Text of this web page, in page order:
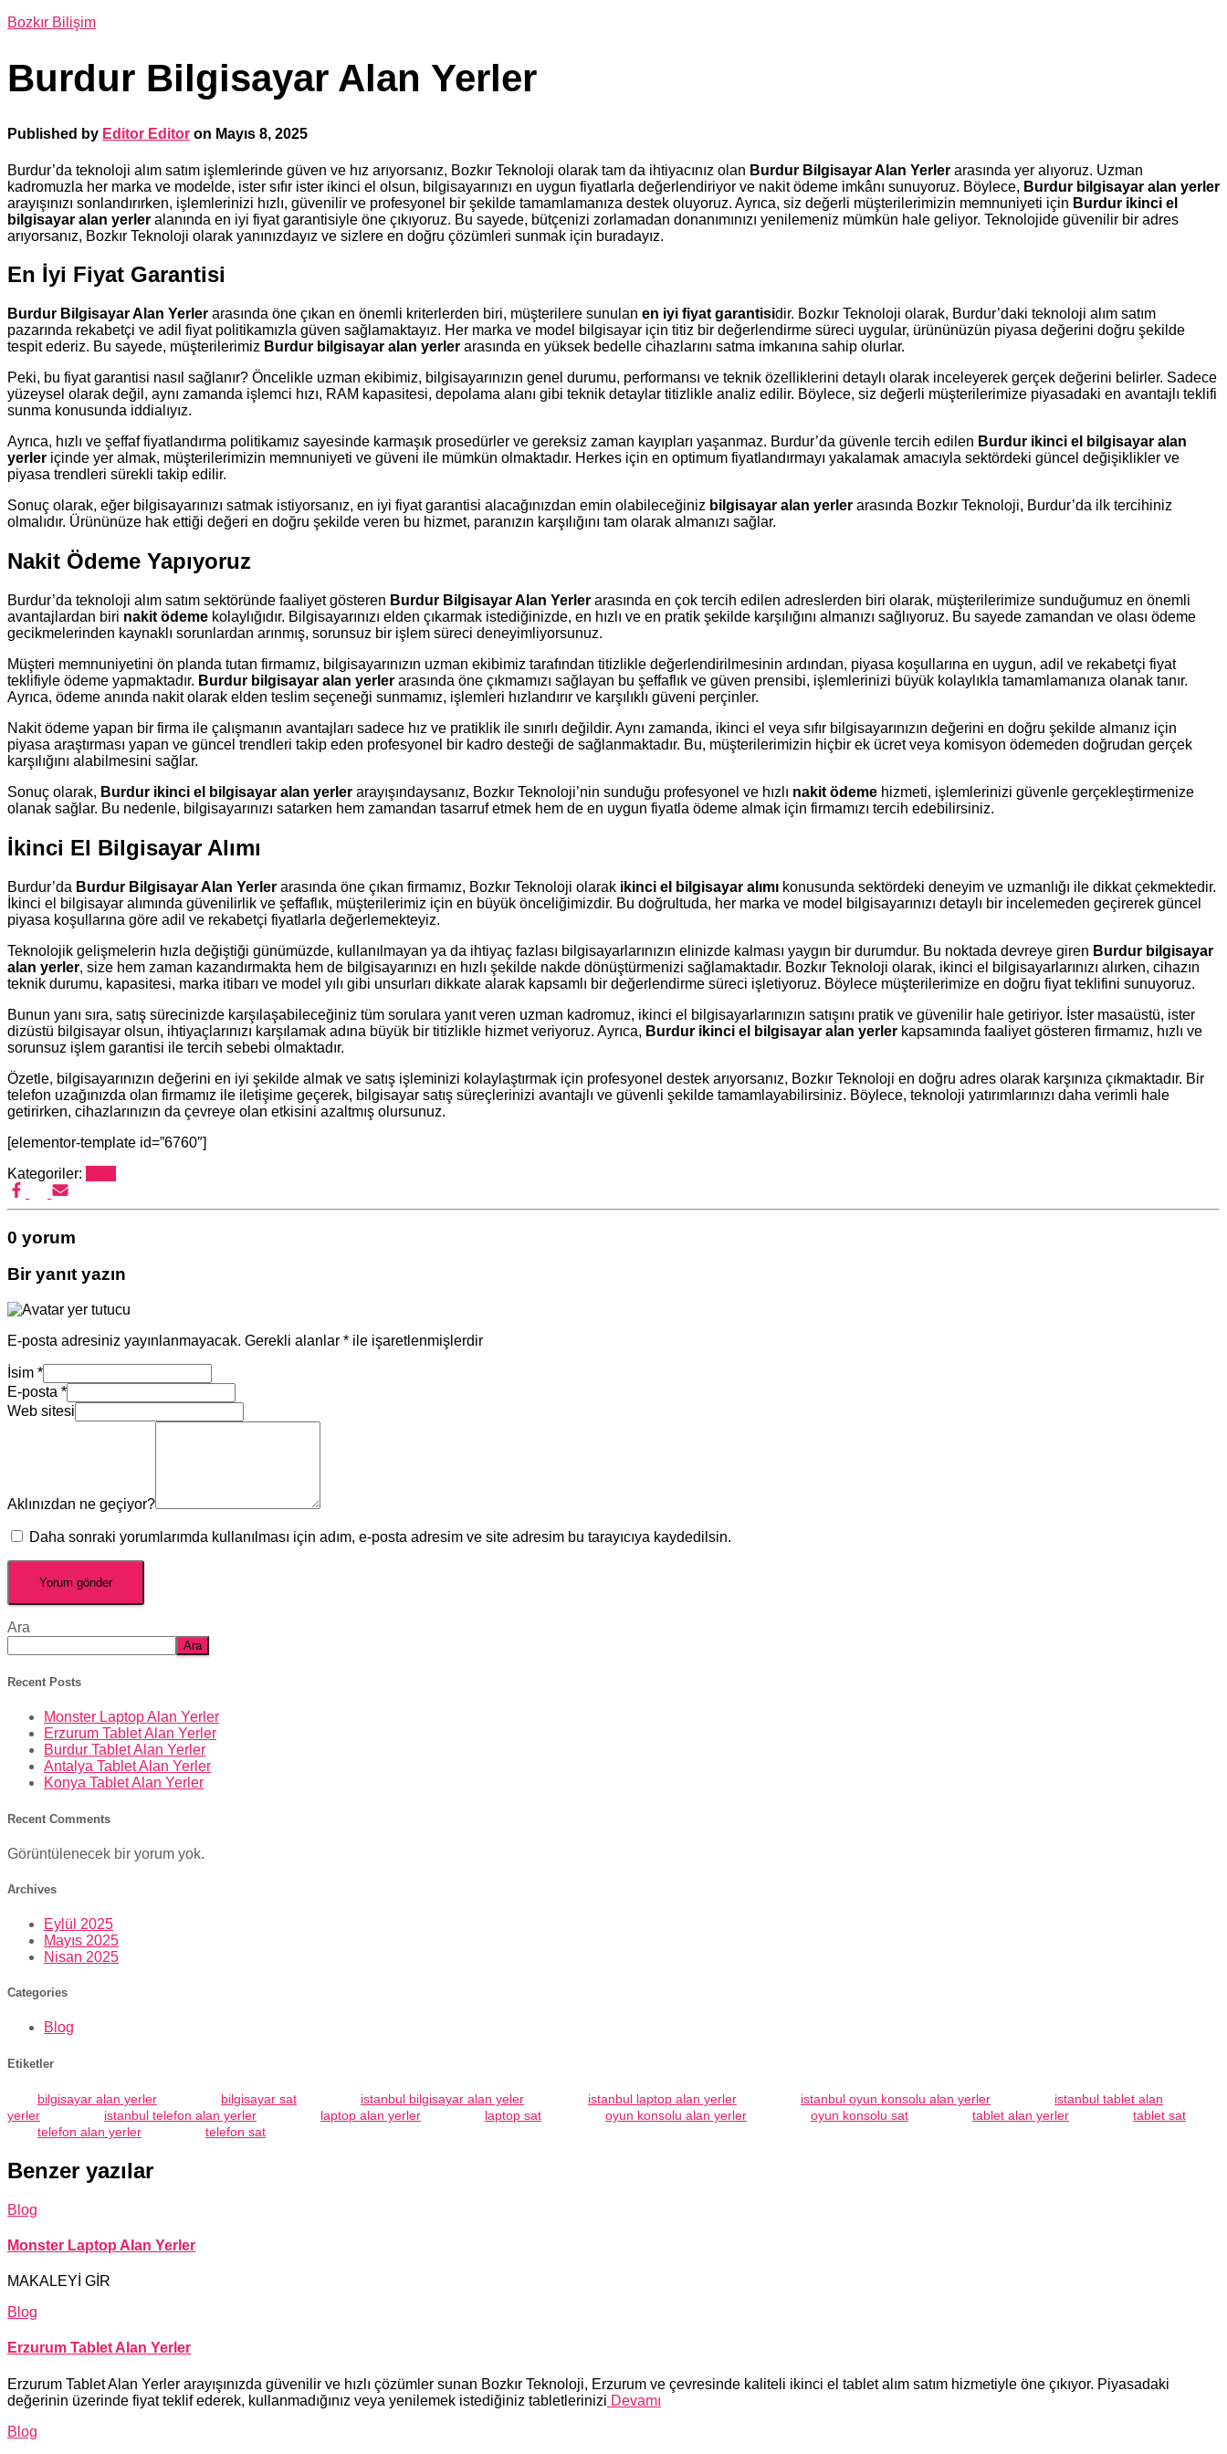
Bozkır Bilişim
Burdur Bilgisayar Alan Yerler
Published by Editor Editor on Mayıs 8, 2025
Burdur’da teknoloji alım satım işlemlerinde güven ve hız arıyorsanız, Bozkır Teknoloji olarak tam da ihtiyacınız olan Burdur Bilgisayar Alan Yerler arasında yer alıyoruz. Uzman
kadromuzla her marka ve modelde, ister sıfır ister ikinci el olsun, bilgisayarınızı en uygun fiyatlarla değerlendiriyor ve nakit ödeme imkânı sunuyoruz. Böylece, Burdur bilgisayar alan yerler
arayışınızı sonlandırırken, işlemlerinizi hızlı, güvenilir ve profesyonel bir şekilde tamamlamanıza destek oluyoruz. Ayrıca, siz değerli müşterilerimizin memnuniyeti için Burdur ikinci el
bilgisayar alan yerler alanında en iyi fiyat garantisiyle öne çıkıyoruz. Bu sayede, bütçenizi zorlamadan donanımınızı yenilemeniz mümkün hale geliyor. Teknolojide güvenilir bir adres
arıyorsanız, Bozkır Teknoloji olarak yanınızdayız ve sizlere en doğru çözümleri sunmak için buradayız.
En İyi Fiyat Garantisi
Burdur Bilgisayar Alan Yerler arasında öne çıkan en önemli kriterlerden biri, müşterilere sunulan en iyi fiyat garantisidir. Bozkır Teknoloji olarak, Burdur’daki teknoloji alım satım
pazarında rekabetçi ve adil fiyat politikamızla güven sağlamaktayız. Her marka ve model bilgisayar için titiz bir değerlendirme süreci uygular, ürününüzün piyasa değerini doğru şekilde
tespit ederiz. Bu sayede, müşterilerimiz Burdur bilgisayar alan yerler arasında en yüksek bedelle cihazlarını satma imkanına sahip olurlar.
Peki, bu fiyat garantisi nasıl sağlanır? Öncelikle uzman ekibimiz, bilgisayarınızın genel durumu, performansı ve teknik özelliklerini detaylı olarak inceleyerek gerçek değerini belirler. Sadece
yüzeysel olarak değil, aynı zamanda işlemci hızı, RAM kapasitesi, depolama alanı gibi teknik detaylar titizlikle analiz edilir. Böylece, siz değerli müşterilerimize piyasadaki en avantajlı teklifi
sunma konusunda iddialıyız.
Ayrıca, hızlı ve şeffaf fiyatlandırma politikamız sayesinde karmaşık prosedürler ve gereksiz zaman kayıpları yaşanmaz. Burdur’da güvenle tercih edilen Burdur ikinci el bilgisayar alan
yerler içinde yer almak, müşterilerimizin memnuniyeti ve güveni ile mümkün olmaktadır. Herkes için en optimum fiyatlandırmayı yakalamak amacıyla sektördeki güncel değişiklikler ve
piyasa trendleri sürekli takip edilir.
Sonuç olarak, eğer bilgisayarınızı satmak istiyorsanız, en iyi fiyat garantisi alacağınızdan emin olabileceğiniz bilgisayar alan yerler arasında Bozkır Teknoloji, Burdur’da ilk tercihiniz
olmalıdır. Ürününüze hak ettiği değeri en doğru şekilde veren bu hizmet, paranızın karşılığını tam olarak almanızı sağlar.
Nakit Ödeme Yapıyoruz
Burdur’da teknoloji alım satım sektöründe faaliyet gösteren Burdur Bilgisayar Alan Yerler arasında en çok tercih edilen adreslerden biri olarak, müşterilerimize sunduğumuz en önemli
avantajlardan biri nakit ödeme kolaylığıdır. Bilgisayarınızı elden çıkarmak istediğinizde, en hızlı ve en pratik şekilde karşılığını almanızı sağlıyoruz. Bu sayede zamandan ve olası ödeme
gecikmelerinden kaynaklı sorunlardan arınmış, sorunsuz bir işlem süreci deneyimliyorsunuz.
Müşteri memnuniyetini ön planda tutan firmamız, bilgisayarınızın uzman ekibimiz tarafından titizlikle değerlendirilmesinin ardından, piyasa koşullarına en uygun, adil ve rekabetçi fiyat
teklifiyle ödeme yapmaktadır. Burdur bilgisayar alan yerler arasında öne çıkmamızı sağlayan bu şeffaflık ve güven prensibi, işlemlerinizi büyük kolaylıkla tamamlamanıza olanak tanır.
Ayrıca, ödeme anında nakit olarak elden teslim seçeneği sunmamız, işlemleri hızlandırır ve karşılıklı güveni perçinler.
Nakit ödeme yapan bir firma ile çalışmanın avantajları sadece hız ve pratiklik ile sınırlı değildir. Aynı zamanda, ikinci el veya sıfır bilgisayarınızın değerini en doğru şekilde almanız için
piyasa araştırması yapan ve güncel trendleri takip eden profesyonel bir kadro desteği de sağlanmaktadır. Bu, müşterilerimizin hiçbir ek ücret veya komisyon ödemeden doğrudan gerçek
karşılığını alabilmesini sağlar.
Sonuç olarak, Burdur ikinci el bilgisayar alan yerler arayışındaysanız, Bozkır Teknoloji’nin sunduğu profesyonel ve hızlı nakit ödeme hizmeti, işlemlerinizi güvenle gerçekleştirmenize
olanak sağlar. Bu nedenle, bilgisayarınızı satarken hem zamandan tasarruf etmek hem de en uygun fiyatla ödeme almak için firmamızı tercih edebilirsiniz.
İkinci El Bilgisayar Alımı
Burdur’da Burdur Bilgisayar Alan Yerler arasında öne çıkan firmamız, Bozkır Teknoloji olarak ikinci el bilgisayar alımı konusunda sektördeki deneyim ve uzmanlığı ile dikkat çekmektedir.
İkinci el bilgisayar alımında güvenilirlik ve şeffaflık, müşterilerimiz için en büyük önceliğimizdir. Bu doğrultuda, her marka ve model bilgisayarınızı detaylı bir incelemeden geçirerek güncel
piyasa koşullarına göre adil ve rekabetçi fiyatlarla değerlemekteyiz.
Teknolojik gelişmelerin hızla değiştiği günümüzde, kullanılmayan ya da ihtiyaç fazlası bilgisayarlarınızın elinizde kalması yaygın bir durumdur. Bu noktada devreye giren Burdur bilgisayar
alan yerler, size hem zaman kazandırmakta hem de bilgisayarınızı en hızlı şekilde nakde dönüştürmenizi sağlamaktadır. Bozkır Teknoloji olarak, ikinci el bilgisayarlarınızı alırken, cihazın
teknik durumu, kapasitesi, marka itibarı ve model yılı gibi unsurları dikkate alarak kapsamlı bir değerlendirme süreci işletiyoruz. Böylece müşterilerimize en doğru fiyat teklifini sunuyoruz.
Bunun yanı sıra, satış sürecinizde karşılaşabileceğiniz tüm sorulara yanıt veren uzman kadromuz, ikinci el bilgisayarlarınızın satışını pratik ve güvenilir hale getiriyor. İster masaüstü, ister
dizüstü bilgisayar olsun, ihtiyaçlarınızı karşılamak adına büyük bir titizlikle hizmet veriyoruz. Ayrıca, Burdur ikinci el bilgisayar alan yerler kapsamında faaliyet gösteren firmamız, hızlı ve
sorunsuz işlem garantisi ile tercih sebebi olmaktadır.
Özetle, bilgisayarınızın değerini en iyi şekilde almak ve satış işleminizi kolaylaştırmak için profesyonel destek arıyorsanız, Bozkır Teknoloji en doğru adres olarak karşınıza çıkmaktadır. Bir
telefon uzağınızda olan firmamız ile iletişime geçerek, bilgisayar satış süreçlerinizi avantajlı ve güvenli şekilde tamamlayabilirsiniz. Böylece, teknoloji yatırımlarınızı daha verimli hale
getirirken, cihazlarınızın da çevreye olan etkisini azaltmış olursunuz.
[elementor-template id=”6760″]
Kategoriler:
0 yorum
Bir yanıt yazın
E-posta adresiniz yayınlanmayacak. Gerekli alanlar * ile işaretlenmişlerdir
İsim *
E-posta *
Web sitesi
Aklınızdan ne geçiyor?
Daha sonraki yorumlarımda kullanılması için adım, e-posta adresim ve site adresim bu tarayıcıya kaydedilsin.
Ara
Ara
Recent Posts
Monster Laptop Alan Yerler
Erzurum Tablet Alan Yerler
Burdur Tablet Alan Yerler
Antalya Tablet Alan Yerler
Konya Tablet Alan Yerler
Recent Comments
Görüntülenecek bir yorum yok.
Archives
Eylül 2025
Mayıs 2025
Nisan 2025
Categories
Blog
Etiketler
bilgisayar alan yerler bilgisayar sat istanbul bilgisayar alan yeler istanbul laptop alan yerler istanbul oyun konsolu alan yerler
istanbul tablet alan
yerler
istanbul telefon alan yerler laptop alan yerler laptop sat oyun konsolu alan yerler oyun konsolu sat tablet alan yerler
tablet sat
telefon alan yerler
telefon sat
Benzer yazılar
Blog
Monster Laptop Alan Yerler
MAKALEYİ GİR
Blog
Erzurum Tablet Alan Yerler
Erzurum Tablet Alan Yerler arayışınızda güvenilir ve hızlı çözümler sunan Bozkır Teknoloji, Erzurum ve çevresinde kaliteli ikinci el tablet alım satım hizmetiyle öne çıkıyor. Piyasadaki
değerinin üzerinde fiyat teklif ederek, kullanmadığınız veya yenilemek istediğiniz tabletlerinizi Devamı
Blog